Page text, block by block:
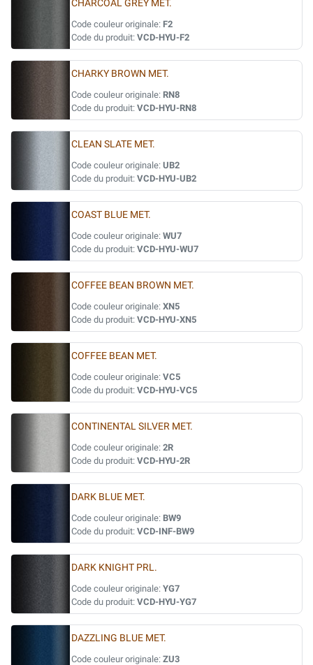
CHARCOAL GREY MET.
Code couleur originale: F2
Code du produit: VCD-HYU-F2
CHARKY BROWN MET.
Code couleur originale: RN8
Code du produit: VCD-HYU-RN8
CLEAN SLATE MET.
Code couleur originale: UB2
Code du produit: VCD-HYU-UB2
COAST BLUE MET.
Code couleur originale: WU7
Code du produit: VCD-HYU-WU7
COFFEE BEAN BROWN MET.
Code couleur originale: XN5
Code du produit: VCD-HYU-XN5
COFFEE BEAN MET.
Code couleur originale: VC5
Code du produit: VCD-HYU-VC5
CONTINENTAL SILVER MET.
Code couleur originale: 2R
Code du produit: VCD-HYU-2R
DARK BLUE MET.
Code couleur originale: BW9
Code du produit: VCD-INF-BW9
DARK KNIGHT PRL.
Code couleur originale: YG7
Code du produit: VCD-HYU-YG7
DAZZLING BLUE MET.
Code couleur originale: ZU3